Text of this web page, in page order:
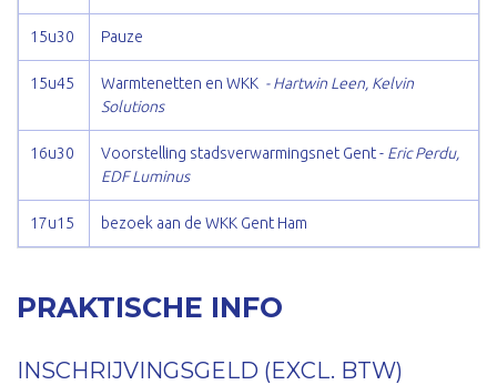
15u30 Pauze
15u45 Warmtenetten en WKK - Hartwin Leen, Kelvin
Solutions
16u30 Voorstelling stadsverwarmingsnet Gent - Eric Perdu,
EDF Luminus
17u15 bezoek aan de WKK Gent Ham
PRAKTISCHE INFO
INSCHRIJVINGSGELD (EXCL. BTW)